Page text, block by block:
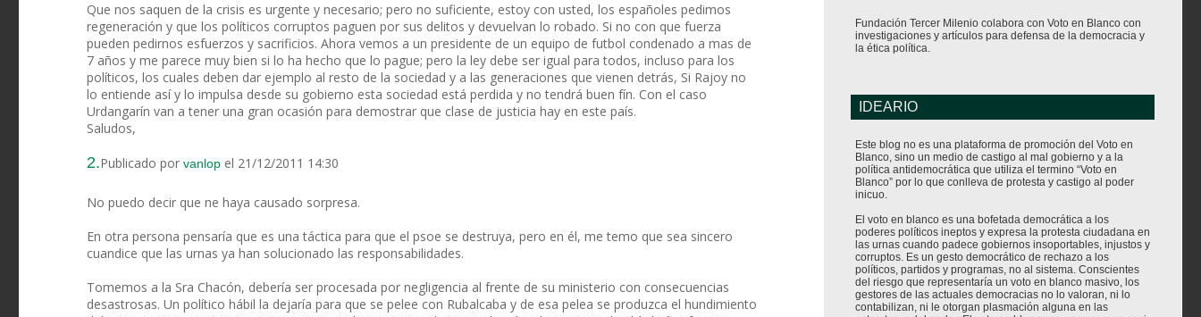
Que nos saquen de la crisis es urgente y necesario; pero no suficiente, estoy con usted, los españoles pedimos
regeneración y que los políticos corruptos paguen por sus delitos y devuelvan lo robado. Si no con que fuerza
pueden pedirnos esfuerzos y sacrificios. Ahora vemos a un presidente de un equipo de futbol condenado a mas de
7 años y me parece muy bien si lo ha hecho que lo pague; pero la ley debe ser igual para todos, incluso para los
políticos, los cuales deben dar ejemplo al resto de la sociedad y a las generaciones que vienen detrás, Si Rajoy no
lo entiende así y lo impulsa desde su gobierno esta sociedad está perdida y no tendrá buen fín. Con el caso
Urdangarín van a tener una gran ocasión para demostrar que clase de justicia hay en este país.
Saludos,
2.Publicado por vanlop el 21/12/2011 14:30
No puedo decir que ne haya causado sorpresa.
En otra persona pensaría que es una táctica para que el psoe se destruya, pero en él, me temo que sea sincero
cuandice que las urnas ya han solucionado las responsabilidades.
Tomemos a la Sra Chacón, debería ser procesada por negligencia al frente de su ministerio con consecuencias
desastrosas. Un político hábil la dejaría para que se pelee con Rubalcaba y de esa pelea se produzca el hundimiento
Fundación Tercer Milenio colabora con Voto en Blanco con
investigaciones y artículos para defensa de la democracia y
la ética política.
IDEARIO
Este blog no es una plataforma de promoción del Voto en
Blanco, sino un medio de castigo al mal gobierno y a la
política antidemocrática que utiliza el termino “Voto en
Blanco” por lo que conlleva de protesta y castigo al poder
inicuo.
El voto en blanco es una bofetada democrática a los
poderes políticos ineptos y expresa la protesta ciudadana en
las urnas cuando padece gobiernos insoportables, injustos y
corruptos. Es un gesto democrático de rechazo a los
políticos, partidos y programas, no al sistema. Conscientes
del riesgo que representaría un voto en blanco masivo, los
gestores de las actuales democracias no lo valoran, ni lo
contabilizan, ni le otorgan plasmación alguna en las